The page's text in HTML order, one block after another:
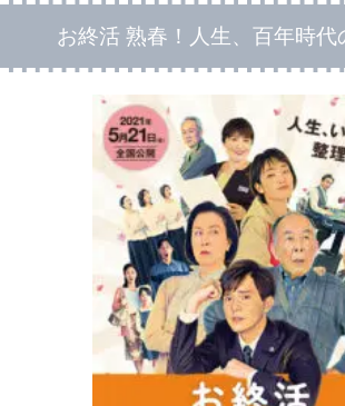
お終活 熟春！人生、百年時代